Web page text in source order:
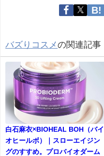
バズりコスメの関連記事
白石麻衣×BIOHEAL BOH（バイ
オヒールボ）｜スローエイジン
グのすすめ。プロバイオダーム